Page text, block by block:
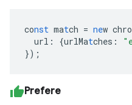
const match = new
url : {urlMatches :
});
Prefere